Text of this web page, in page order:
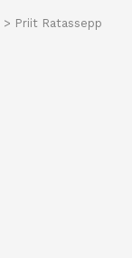
> Priit Ratassepp